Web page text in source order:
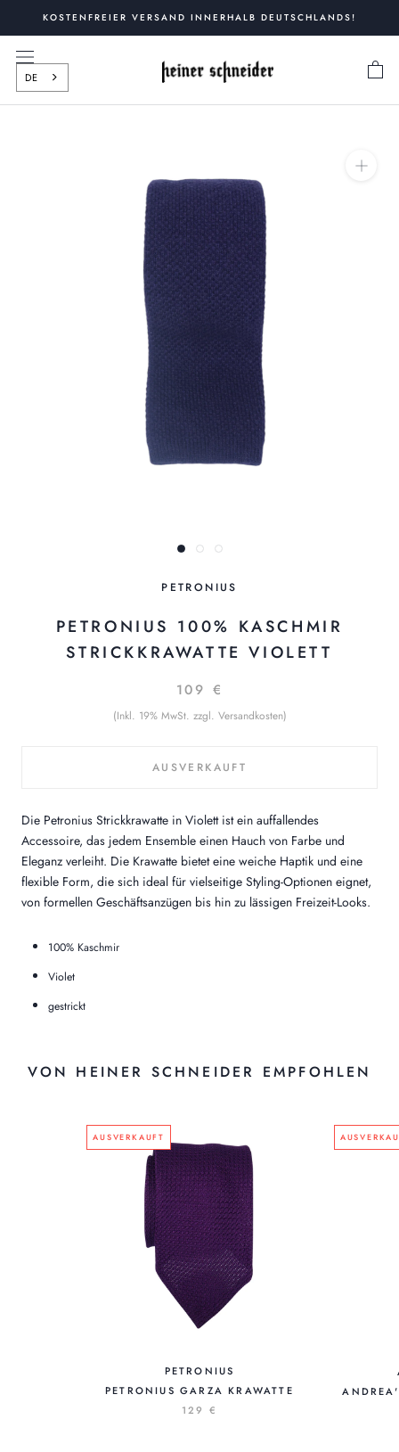
springen
KOSTENFREIER VERSAND INNERHALB DEUTSCHLANDS!
DE
PETRONIUS
PETRONIUS 100% KASCHMIR
STRICKKRAWATTE VIOLETT
109 €
(Inkl. 19% MwSt. zzgl. Versandkosten)
AUSVERKAUFT
Die Petronius Strickkrawatte in Violett ist ein auffallendes
Accessoire, das jedem Ensemble einen Hauch von Farbe und
Eleganz verleiht. Die Krawatte bietet eine weiche Haptik und eine
flexible Form, die sich ideal für vielseitige Styling-Optionen eignet,
von formellen Geschäftsanzügen bis hin zu lässigen Freizeit-Looks.
100% Kaschmir
Violet
gestrickt
VON HEINER SCHNEIDER EMPFOHLEN
AUSVERKAUFT
PETRONIUS
PETRONIUS GARZA KRAWATTE
129 €